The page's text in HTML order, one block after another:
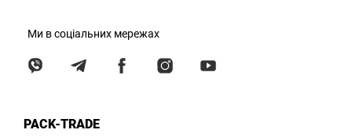
Ми в соціальних мережах
PACK-TRADE